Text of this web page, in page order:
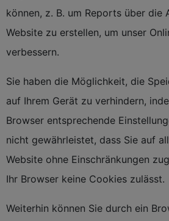
können, z. B. um Reports über
Website zu erstellen, um unser
verbessern.
Sie haben die Möglichkeit, die
auf Ihrem Gerät zu verhindern,
Browser entsprechende
nicht gewährleistet, dass Sie auf
Website ohne Einschränkungen
Ihr Browser keine Cookies zulässt.
Weiterhin können Sie durch ein